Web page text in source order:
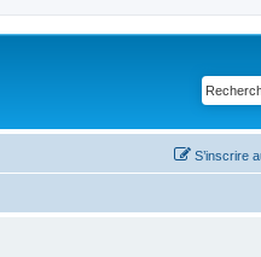
S’inscrire